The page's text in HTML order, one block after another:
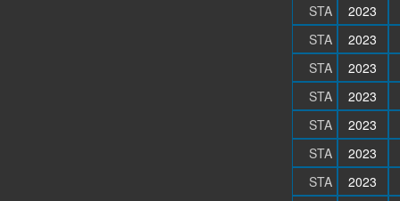
STA
2023
STA
2023
STA
2023
STA
2023
STA
2023
STA
2023
STA
2023